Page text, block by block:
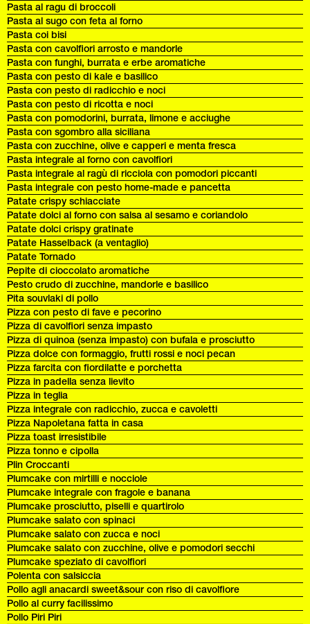
Pasta al ragu di broccoli
Pasta al sugo con feta al forno
Pasta coi bisi
Pasta con cavolfiori arrosto e mandorle
Pasta con funghi, burrata e erbe aromatiche
Pasta con pesto di kale e basilico
Pasta con pesto di radicchio e noci
Pasta con pesto di ricotta e noci
Pasta con pomodorini, burrata, limone e acciughe
Pasta con sgombro alla siciliana
Pasta con zucchine, olive e capperi e menta fresca
Pasta integrale al forno con cavolfiori
Pasta integrale al ragù di ricciola con pomodori piccanti
Pasta integrale con pesto home-made e pancetta
Patate crispy schiacciate
Patate dolci al forno con salsa al sesamo e coriandolo
Patate dolci crispy gratinate
Patate Hasselback (a ventaglio)
Patate Tornado
Pepite di cioccolato aromatiche
Pesto crudo di zucchine, mandorle e basilico
Pita souvlaki di pollo
Pizza con pesto di fave e pecorino
Pizza di cavolfiori senza impasto
Pizza di quinoa (senza impasto) con bufala e prosciutto
Pizza dolce con formaggio, frutti rossi e noci pecan
Pizza farcita con fiordilatte e porchetta
Pizza in padella senza lievito
Pizza in teglia
Pizza integrale con radicchio, zucca e cavoletti
Pizza Napoletana fatta in casa
Pizza toast irresistibile
Pizza tonno e cipolla
Plin Croccanti
Plumcake con mirtilli e nocciole
Plumcake integrale con fragole e banana
Plumcake prosciutto, piselli e quartirolo
Plumcake salato con spinaci
Plumcake salato con zucca e noci
Plumcake salato con zucchine, olive e pomodori secchi
Plumcake speziato di cavolfiori
Polenta con salsiccia
Pollo agli anacardi sweet&sour con riso di cavolfiore
Pollo al curry facilissimo
Pollo Piri Piri